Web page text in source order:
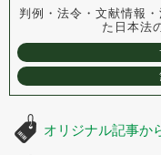
判例・法令・文献情報
た 日本法
オリジナル記事か